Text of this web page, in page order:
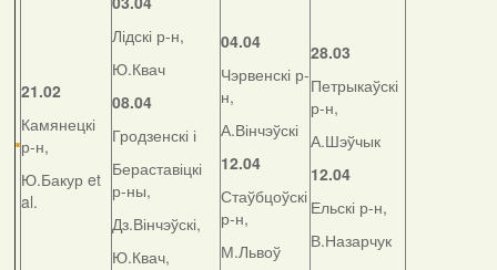
21.02
Камянецкі
р-н,
Ю.Бакур et
al.
Лідскі р-н,
Ю.Квач
08.04
Гродзенскі і
Бераставіцкі
р-ны,
Дз.Вінчэўскі,
Ю.Квач,
04.04
Чэрвенскі р-
н,
А.Вінчэўскі
12.04
Стаўбцоўскі
р-н,
М.Львоў
28.03
Петрыкаўскі
р-н,
А.Шэўчык
12.04
Ельскі р-н,
В.Назарчук